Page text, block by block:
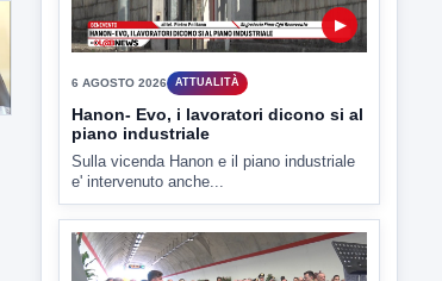
▶
Hanon- Evo, i lavoratori dicono si al
piano industriale
Sulla vicenda Hanon e il piano industriale
e' intervenuto anche...